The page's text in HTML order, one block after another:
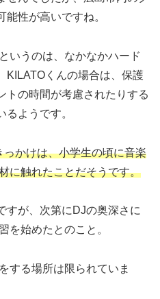
性が高いですね。
いうのは、なかなかハード
KILATOくんの場合は、保護
トの時間が考慮されたりする
ようです。
かけは、小学生の頃に音楽
に触れたことだそうです。
すが、次第にDJの奥深さに
を始めたとのこと。
する場所は限られていま